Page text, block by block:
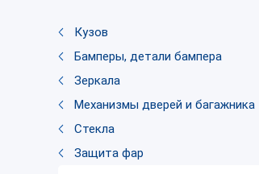
Кузов
Бамперы, детали бампера
Зеркала
Механизмы дверей и багажника
Стекла
Защита фар